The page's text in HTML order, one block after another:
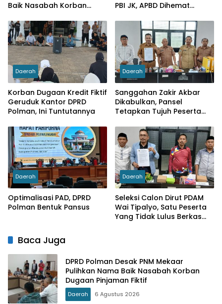
Baik Nasabah Korban
PBI JK, APBD Dihemat
Daerah
Korban Dugaan Kredit Fiktif
Geruduk Kantor DPRD
Polman, Ini Tuntutannya
Daerah
Sanggahan Zakir Akbar
Dikabulkan, Pansel
Tetapkan Tujuh Peserta
Wai Tipalayo
Daerah
Optimalisasi PAD, DPRD
Polman Bentuk Pansus
Daerah
Seleksi Calon Dirut PDAM
Wai Tipalyo, Satu Peserta
Yang Tidak Lulus Berkas
Baca Juga
DPRD Polman Desak PNM Mekaar
Pulihkan Nama Baik Nasabah Korban
Dugaan Pinjaman Fiktif
Daerah 6 Agustus 2026